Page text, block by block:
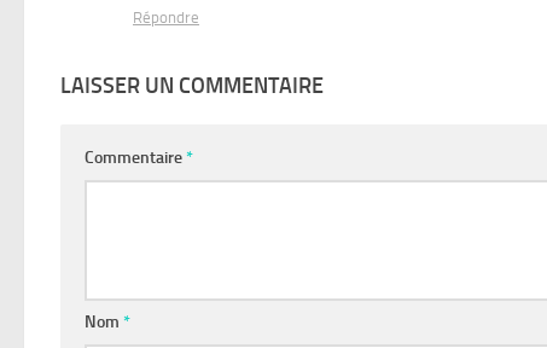
Répondre
LAISSER UN COMMENTAIRE
Commentaire*
Nom *